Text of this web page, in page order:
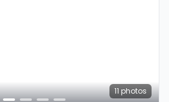
11 photos